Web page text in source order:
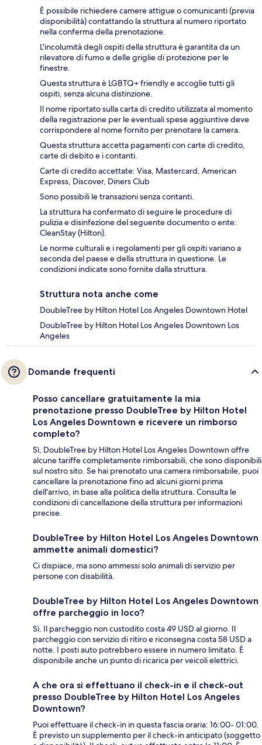
È possibile richiedere camere attigue o comunicanti (previa
disponibilità) contattando la struttura al numero riportato
nella conferma della prenotazione.
L'incolumità degli ospiti della struttura è garantita da un
rilevatore di fumo e delle griglie di protezione per le
finestre.
Questa struttura è LGBTQ+ friendly e accoglie tutti gli
ospiti, senza alcuna distinzione.
Il nome riportato sulla carta di credito utilizzata al momento
della registrazione per le eventuali spese aggiuntive deve
corrispondere al nome fornito per prenotare la camera.
Questa struttura accetta pagamenti con carte di credito,
carte di debito e i contanti.
Carte di credito accettate: Visa, Mastercard, American
Express, Discover, Diners Club
Sono possibili le transazioni senza contanti.
La struttura ha confermato di seguire le procedure di
pulizia e disinfezione del seguente documento o ente:
CleanStay (Hilton).
Le norme culturali e i regolamenti per gli ospiti variano a
seconda del paese e della struttura in questione. Le
condizioni indicate sono fornite dalla struttura.
Struttura nota anche come
DoubleTree by Hilton Hotel Los Angeles Downtown Hotel
DoubleTree by Hilton Hotel Los Angeles Downtown Los
Angeles
Domande frequenti
Posso cancellare gratuitamente la mia
prenotazione presso DoubleTree by Hilton Hotel
Los Angeles Downtown e ricevere un rimborso
completo?
Sì, DoubleTree by Hilton Hotel Los Angeles Downtown offre
alcune tariffe completamente rimborsabili, che sono disponibili
sul nostro sito. Se hai prenotato una camera rimborsabile, puoi
cancellare la prenotazione fino ad alcuni giorni prima
dell'arrivo, in base alla politica della struttura. Consulta le
condizioni di cancellazione della struttura per informazioni
precise.
DoubleTree by Hilton Hotel Los Angeles Downtown
ammette animali domestici?
Ci dispiace, ma sono ammessi solo animali di servizio per
persone con disabilità.
DoubleTree by Hilton Hotel Los Angeles Downtown
offre parcheggio in loco?
Sì. Il parcheggio non custodito costa 49 USD al giorno. Il
parcheggio con servizio di ritiro e riconsegna costa 58 USD a
notte. I posti auto potrebbero essere in numero limitato. È
disponibile anche un punto di ricarica per veicoli elettrici.
A che ora si effettuano il check-in e il check-out
presso DoubleTree by Hilton Hotel Los Angeles
Downtown?
Puoi effettuare il check-in in questa fascia oraria: 16:00- 01:00.
È previsto un supplemento per il check-in anticipato (soggetto